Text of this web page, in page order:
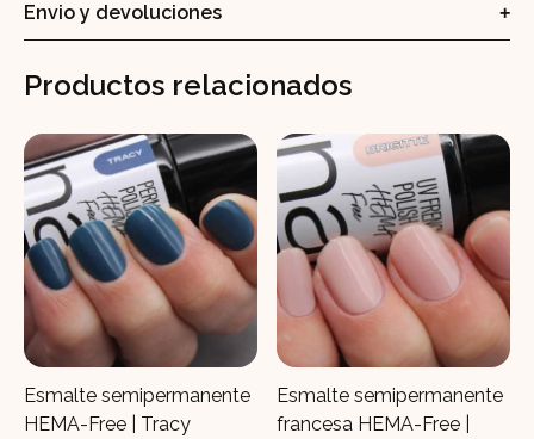
Envio y devoluciones
Productos relacionados
Esmalte semipermanente
HEMA-Free | Tracy
Esmalte semipermanente
francesa HEMA-Free |